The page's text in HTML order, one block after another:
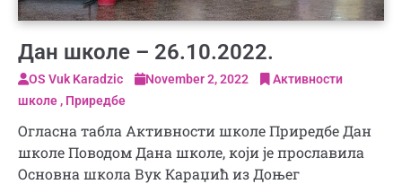
Дан школе – 26.10.2022.
OS Vuk Karadzic November 2, 2022
Активности
школе
Приредбе
Огласна табла Активности школе Приредбе Дан
школе Поводом Дана школе, који је прославила
Основна школа Вук Караџић из Доњег